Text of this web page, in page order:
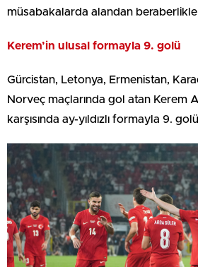
müsabakalarda alandan beraberlikle
Kerem’in ulusal formayla 9. golü
Gürcistan, Letonya, Ermenistan,
Norveç maçlarında gol atan Kerem
karşısında ay-yıldızlı formayla 9.